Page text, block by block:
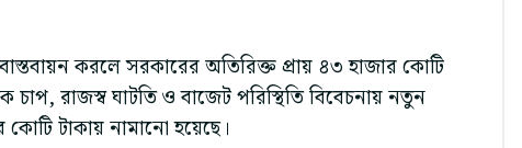
করলে সরকারের অতিরিক্ত প্রায় ৪৩ হাজার কোটি
চাপ, রাজস্ব ঘাটতি ও বাজেট পরিস্থিতি বিবেচনায় নতুন
কোটি টাকায় নামানো হয়েছে।